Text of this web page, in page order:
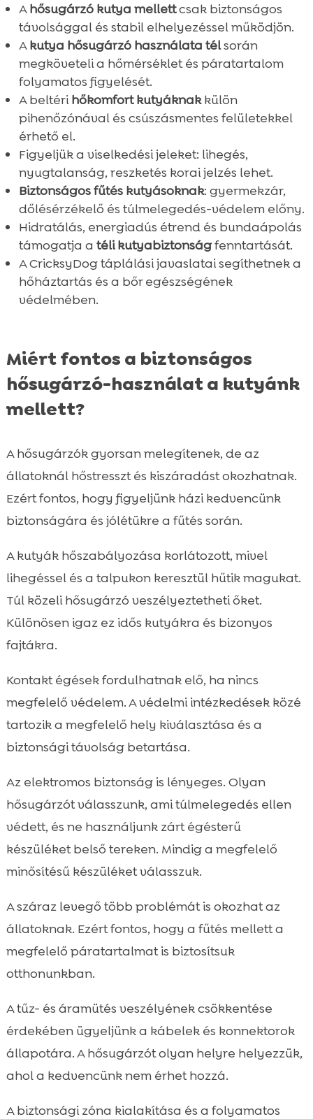
Ahősugárzó kutya mellettcsak biztonságos
távolsággal és stabil elhelyezéssel működjön.
Akutya hősugárzó használata télsorán
megköveteli a hőmérséklet és páratartalom
folyamatos figyelését.
A beltérihőkomfort kutyáknakkülön
pihenőzónával és csúszásmentes felületekkel
érhető el.
Figyeljük a viselkedési jeleket: lihegés,
nyugtalanság, reszketés korai jelzés lehet.
Biztonságos fűtés kutyásoknak: gyermekzár,
dőlésérzékelő és túlmelegedés-védelem előny.
Hidratálás, energiadús étrend és bundaápolás
támogatja a téli kutyabiztonságfenntartását.
A CricksyDog táplálási javaslatai segíthetnek a
hőháztartás és a bőr egészségének
védelmében.
Miért fontos a biztonságos
hősugárzó-használat a kutyánk
mellett?
A hősugárzók gyorsan melegítenek, de az
állatoknál hőstresszt és kiszáradást okozhatnak.
Ezért fontos, hogy figyeljünk házi kedvencünk
biztonságára és jólétükre a fűtés során.
A kutyák hőszabályozása korlátozott, mivel
lihegéssel és a talpukon keresztül hűtik magukat.
Túl közeli hősugárzó veszélyeztetheti őket.
Különösen igaz ez idős kutyákra és bizonyos
fajtákra.
Kontakt égések fordulhatnak elő, ha nincs
megfelelő védelem. A védelmi intézkedések közé
tartozik a megfelelő hely kiválasztása és a
biztonsági távolság betartása.
Az elektromos biztonság is lényeges. Olyan
hősugárzót válasszunk, ami túlmelegedés ellen
védett, és ne használjunk zárt égésterű
készüléket belső tereken. Mindig a megfelelő
minősítésű készüléket válasszuk.
A száraz levegő több problémát is okozhat az
állatoknak. Ezért fontos, hogy a fűtés mellett a
megfelelő páratartalmat is biztosítsuk
otthonunkban.
A tűz- és áramütés veszélyének csökkentése
érdekében ügyeljünk a kábelek és konnektorok
állapotára. A hősugárzót olyan helyre helyezzük,
ahol a kedvencünk nem érhet hozzá.
A biztonsági zóna kialakítása és a folyamatos